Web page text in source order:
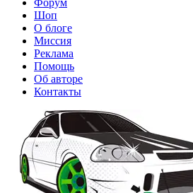
Шоп
О блоге
Миссия
Реклама
Помощь
Об авторе
Контакты